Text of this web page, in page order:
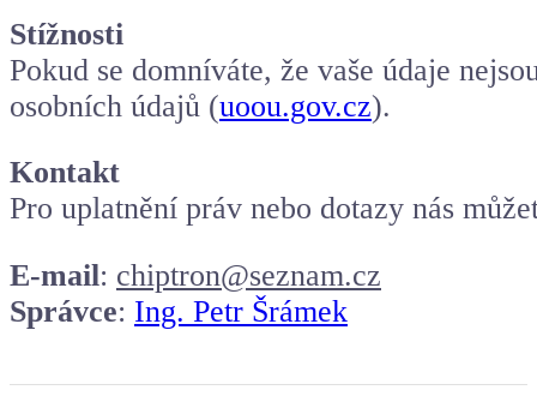
Stížnosti
Pokud se domníváte, že vaše údaje
osobních údajů (uoou.gov.cz).
Kontakt
Pro uplatnění práv nebo dotazy nás
E-mail: chiptron@seznam.cz
Správce: Ing. Petr Šrámek